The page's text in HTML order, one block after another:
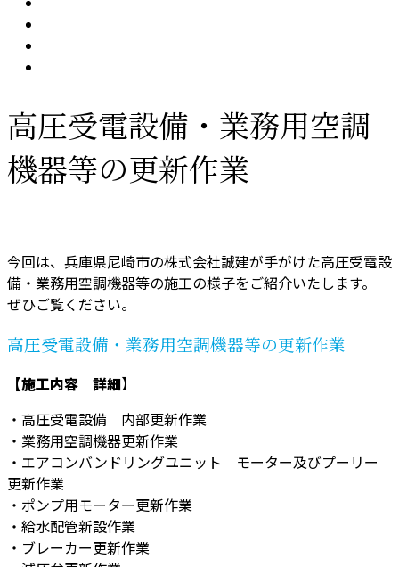
高圧受電設備・業務用空調
機器等の更新作業
今回は、兵庫県尼崎市の株式会社誠建が手がけた高圧受電設
備・業務用空調機器等の施工の様子をご紹介いたします。
ぜひご覧ください。
高圧受電設備・業務用空調機器等の更新作業
【施工内容 詳細】
・高圧受電設備 内部更新作業
・業務用空調機器更新作業
・エアコンバンドリングユニット モーター及びプーリー
更新作業
・ポンプ用モーター更新作業
・給水配管新設作業
・ブレーカー更新作業